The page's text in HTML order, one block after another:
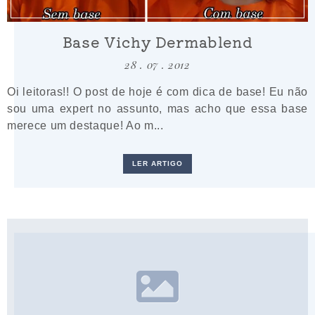
Base Vichy Dermablend
28 . 07 . 2012
Oi leitoras!! O post de hoje é com dica de base! Eu não
sou uma expert no assunto, mas acho que essa base
merece um destaque! Ao m...
LER ARTIGO